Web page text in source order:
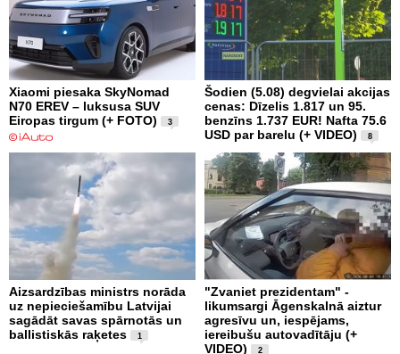
Xiaomi piesaka SkyNomad
N70 EREV – luksusa SUV
Eiropas tirgum (+ FOTO)
3
Šodien (5.08) degvielai akcijas
cenas: Dīzelis 1.817 un 95.
benzīns 1.737 EUR! Nafta 75.6
USD par barelu (+ VIDEO)
8
Aizsardzības ministrs norāda
uz nepieciešamību Latvijai
sagādāt savas spārnotās un
ballistiskās raķetes
1
"Zvaniet prezidentam" -
likumsargi Āgenskalnā aiztur
agresīvu un, iespējams,
iereibušu autovadītāju (+
VIDEO)
2